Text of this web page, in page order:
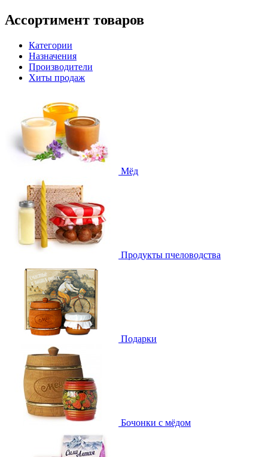
Ассортимент товаров
Категории
Назначения
Производители
Хиты продаж
Мёд
Продукты пчеловодства
Подарки
Бочонки с мёдом